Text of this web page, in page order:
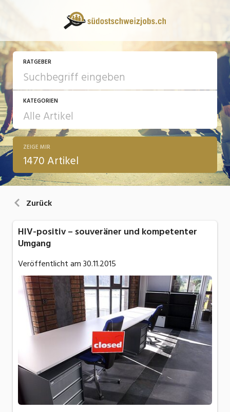
RATGEBER
KATEGORIEN
13 Fragen - 13 Antworten
Arbeit
ZEIGE MIR
1470 Artikel
Zurück
HIV-positiv – souveräner und kompetenter
Umgang
Veröffentlicht am30.11.2015